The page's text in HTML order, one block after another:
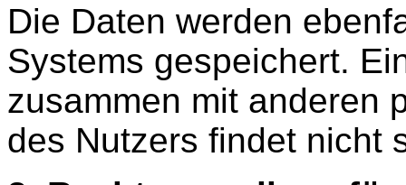
Die Daten werden
Systems gespeichert.
zusammen mit anderen
des Nutzers findet nicht